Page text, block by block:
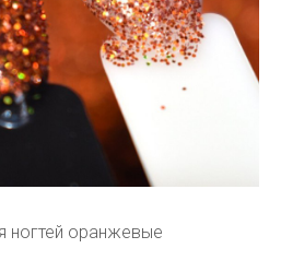
ногтей оранжевые